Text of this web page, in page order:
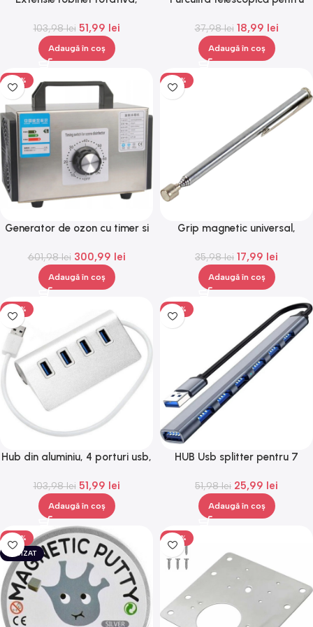
rotatie de 1080 °, functie de
economisire a apei, Gonga®
103,98lei 51,99 lei
Adaugă în coș
Gonga®
37,98lei 18,99 lei
Adaugă în coș
-50%
Generator de ozon cu timer si
601,98lei 300,99 lei
Adaugă în coș
-50%
Grip magnetic universal,
Gonga®
35,98lei 17,99 lei
Adaugă în coș
-50%
Hub din aluminiu, 4 porturi usb,
103,98lei 51,99 lei
Adaugă în coș
-50%
HUB Usb splitter pentru 7
aluminiu, Gonga®
51,98lei 25,99 lei
Adaugă în coș
-50%
EPUIZAT
-50%